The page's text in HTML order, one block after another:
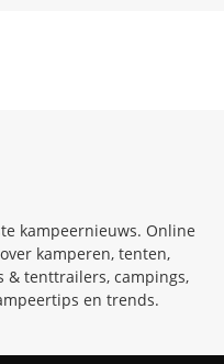
kampeernieuws. Online
kamperen, tenten,
& tenttrailers, campings,
en trends.